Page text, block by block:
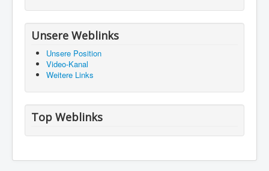
Unsere Weblinks
Unsere Position
Video-Kanal
Weitere Links
Top Weblinks